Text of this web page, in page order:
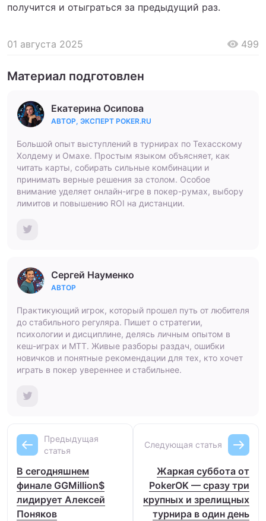
получится и отыграться за предыдущий раз.
01 августа 2025 499
Материал подготовлен
Екатерина Осипова
АВТОР, ЭКСПЕРТ POKER.RU
Большой опыт выступлений в турнирах по Техасскому
Холдему и Омахе. Простым языком объясняет, как
читать карты, собирать сильные комбинации и
принимать верные решения за столом. Особое
внимание уделяет онлайн-игре в покер-румах, выбору
лимитов и повышению ROI на дистанции.
Сергей Науменко
АВТОР
Практикующий игрок, который прошел путь от любителя
до стабильного регуляра. Пишет о стратегии,
психологии и дисциплине, делясь личным опытом в
кеш-играх и МТТ. Живые разборы раздач, ошибки
новичков и понятные рекомендации для тех, кто хочет
играть в покер увереннее и стабильнее.
Предыдущая
статья
В сегодняшнем
финале GGMillion$
лидирует Алексей
Поняков
Следующая статья
Жаркая суббота от
PokerOK — сразу три
крупных и зрелищных
турнира в один день